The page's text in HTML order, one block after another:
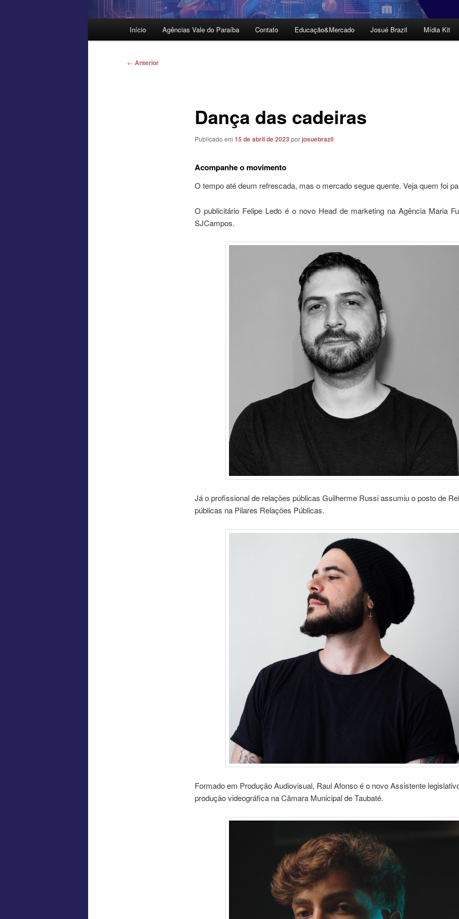
Início Agências Vale do Paraíba Contato Educação&Mercado Josué Brazil Mídia Kit
Navegação
← Anterior
Dança das cadeiras
Publicado em 15 de abril de 2023 porjosuebrazil
Acompanhe o movimento
O tempo até deum refrescada, mas o mercado segue quente. Veja quem foi
O publicitário Felipe Ledo é o novo Head de marketing na Agência Maria
SJCampos.
Já o profissional de relações públicas Guilherme Russi assumiu o posto de
públicas na Pilares Relações Públicas.
Formado em Produção Audiovisual, Raul Afonso é o novo Assistente
produção videográfica na Câmara Municipal de Taubaté.